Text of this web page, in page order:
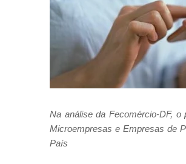
Na análise da Fecomércio-DF,
Microempresas e Empresas de
País